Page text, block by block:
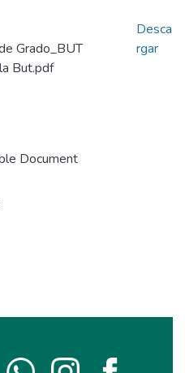
Grado_BUT
But.pdf
Document
Desca
rgar